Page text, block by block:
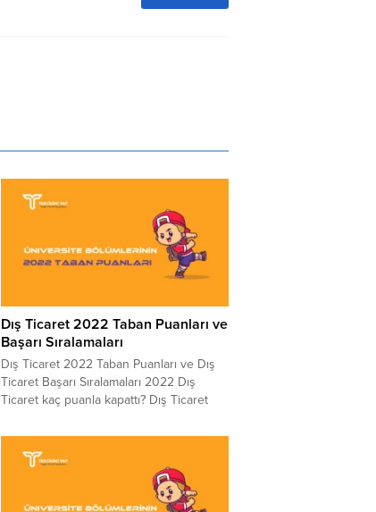
Dış Ticaret 2022 Taban Puanları ve
Başarı Sıralamaları
Dış Ticaret 2022 Taban Puanları ve Dış
Ticaret Başarı Sıralamaları 2022 Dış
Ticaret kaç puanla kapattı? Dış Ticaret
adayların en çok merak ettiği konuların
başında gelen Dış Ticaret Taban Puanları
2022 ve Dış Ticaret Başarı Sıralamaları
2022 sorularının cevabı aşağıdaki
tablomuzda yer almaktadır. Sizler için...